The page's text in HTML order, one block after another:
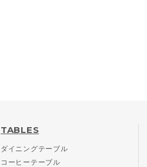
TABLES
ダイニングテーブル
コーヒーテーブル